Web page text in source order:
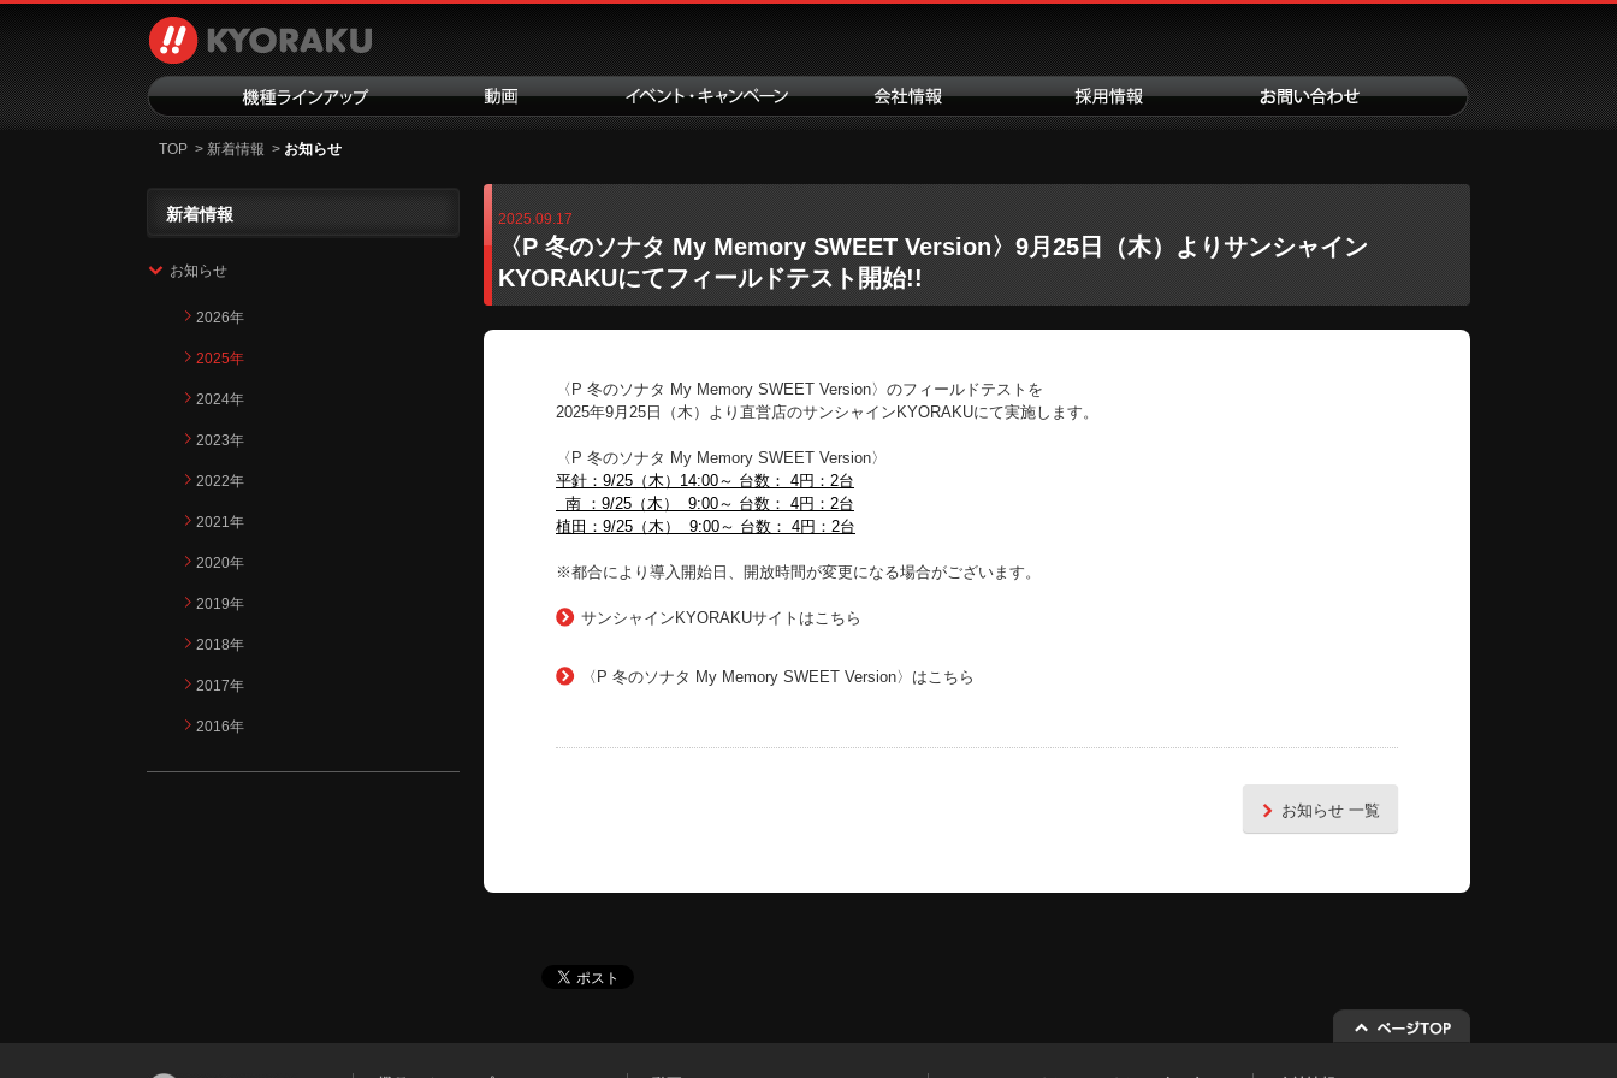
TOP > 新着情報 > お知らせ
新着情報
お知らせ
2026年
2025年
2024年
2023年
2022年
2021年
2020年
2019年
2018年
2017年
2016年
2025.09.17
〈P 冬のソナタ My Memory SWEET Version〉9月25日（木）よりサンシャイン
KYORAKUにてフィールドテスト開始!!
〈P 冬のソナタ My Memory SWEET Version〉のフィールドテストを
2025年9月25日（木）より直営店のサンシャインKYORAKUにて実施します。
〈P 冬のソナタ My Memory SWEET Version〉
平針： 9/25（木）14:00～ 台数： 4円：2台
南 ： 9/25（木） 9:00～ 台数： 4円：2台
植田： 9/25（木） 9:00～ 台数： 4円：2台
※都合により導入開始日、開放時間が変更になる場合がございます。
サンシャインKYORAKUサイトはこちら
〈P 冬のソナタ My Memory SWEET Version〉はこちら
お知らせ 一覧